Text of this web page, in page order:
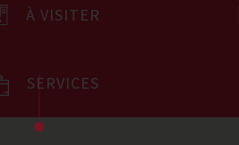
À VISITER
SERVICES